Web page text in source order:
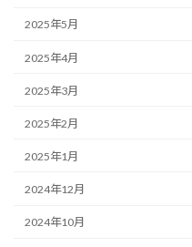
2025年5月
2025年4月
2025年3月
2025年2月
2025年1月
2024年12月
2024年10月